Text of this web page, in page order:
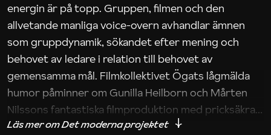
energin är på topp. Gruppen, filmen och den
allvetande manliga voice-overn avhandlar ämnen
som gruppdynamik, sökandet efter mening och
behovet av ledare i relation till behovet av
gemensamma mål. Filmkollektivet Ögats lågmälda
humor påminner om Gunilla Heilborn och Mårten
Nilssons fantastiska filmproduktion med pricksäkra
iakttagelser om hur svårt det kan vara att omsätta